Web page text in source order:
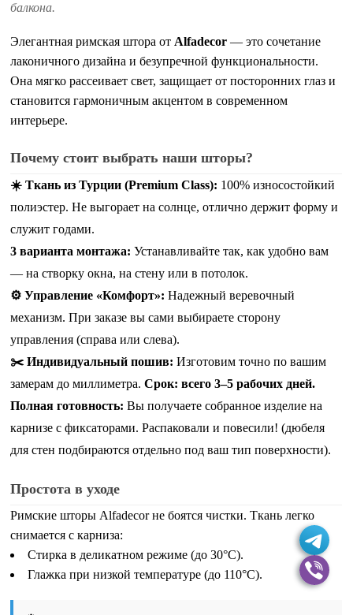
балкона.
Элегантная римская штора от Alfadecor — это сочетание
лаконичного дизайна и безупречной функциональности.
Она мягко рассеивает свет, защищает от посторонних глаз и
становится гармоничным акцентом в современном
интерьере.
Почему стоит выбрать наши шторы?
☀️ Ткань из Турции (Premium Class): 100% износостойкий
полиэстер. Не выгорает на солнце, отлично держит форму и
служит годами.
3 варианта монтажа: Устанавливайте так, как удобно вам
— на створку окна, на стену или в потолок.
⚙️ Управление «Комфорт»: Надежный веревочный
механизм. При заказе вы сами выбираете сторону
управления (справа или слева).
✂️ Индивидуальный пошив: Изготовим точно по вашим
замерам до миллиметра.Срок: всего 3–5 рабочих дней.
Полная готовность: Вы получаете собранное изделие на
карнизе с фиксаторами. Распаковали и повесили!(дюбеля
для стен подбираются отдельно под ваш тип поверхности).
Простота в уходе
Римские шторы Alfadecor не боятся чистки. Ткань легко
снимается с карниза:
Стирка в деликатном режиме (до 30°C).
Глажка при низкой температуре (до 110°C).